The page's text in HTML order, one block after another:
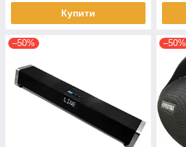
Купити
–50% –50%